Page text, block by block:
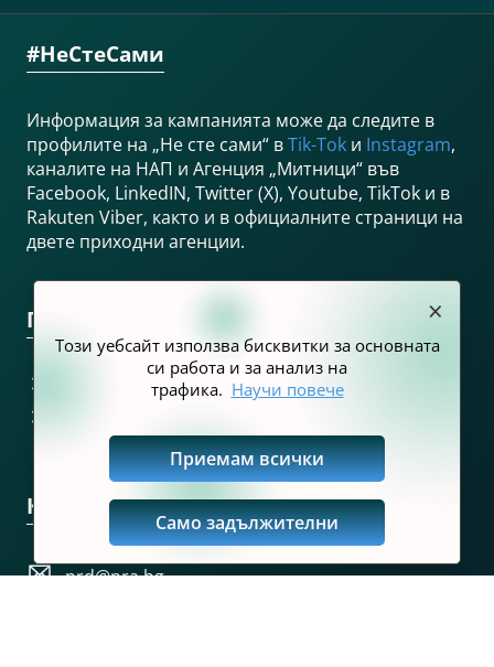
#НеСтеСами
Информация за кампанията може да следите в
профилите на „Не сте сами“ вTik-Tok и Instagram,
каналите на НАП и Агенция „Митници“ във
Facebook, LinkedIN, Twitter (X), Youtube, TikTok и в
Rakuten Viber, както и в официалните страници на
двете приходни агенции.
Полезни връзки
Заявка за партньорство
Контакти
prd@nra.bg
×
Този уебсайт използва бисквитки за основната
си работа и за анализ на
трафика. Научи повече
Приемам всички
Само задължителни